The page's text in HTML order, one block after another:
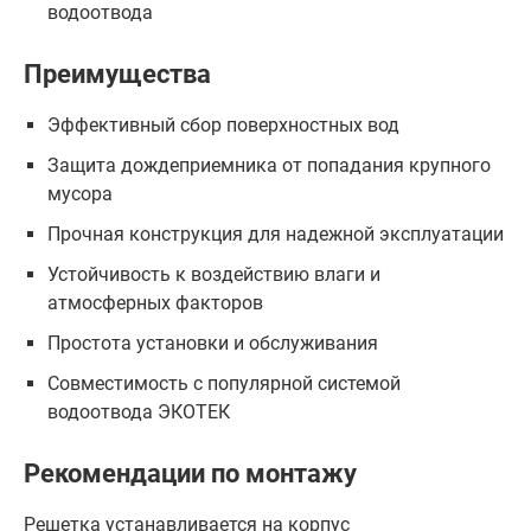
водоотвода
Преимущества
Эффективный сбор поверхностных вод
Защита дождеприемника от попадания крупного
мусора
Прочная конструкция для надежной эксплуатации
Устойчивость к воздействию влаги и
атмосферных факторов
Простота установки и обслуживания
Совместимость с популярной системой
водоотвода ЭКОТЕК
Рекомендации по монтажу
Решетка устанавливается на корпус